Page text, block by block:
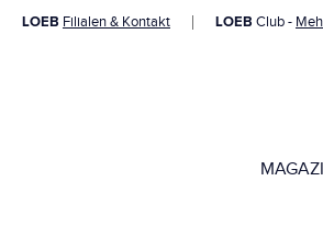
LOEB Filialen & Kontakt LOEB Club -